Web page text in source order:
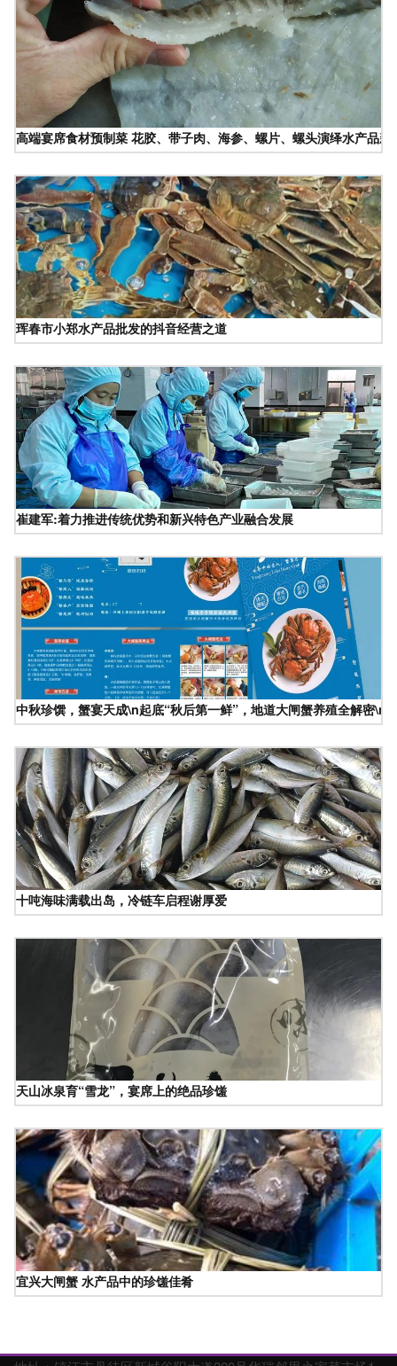
高端宴席食材预制菜 花胶、带子肉、海参、螺片、螺头演绎水产品新
珲春市小郑水产品批发的抖音经营之道
崔建军:着力推进传统优势和新兴特色产业融合发展
中秋珍馔，蟹宴天成\n起底“秋后第一鲜”，地道大闸蟹养殖全解密
十吨海味满载出岛，冷链车启程谢厚爱
天山冰泉育“雪龙”，宴席上的绝品珍馐
宜兴大闸蟹 水产品中的珍馐佳肴